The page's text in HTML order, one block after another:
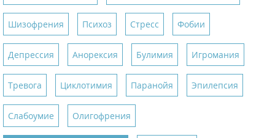
Шизофрения Психоз Стресс Фобии
Депрессия Анорексия Булимия Игромания
Тревога Циклотимия Паранойя Эпилепсия
Слабоумие Олигофрения